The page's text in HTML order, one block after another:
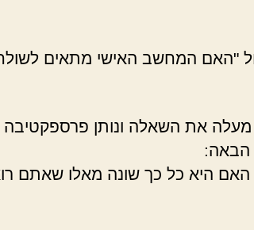
"האם המחשב האישי מתאים
הבאה:
האם היא כל כך שונה מאלו שאתם